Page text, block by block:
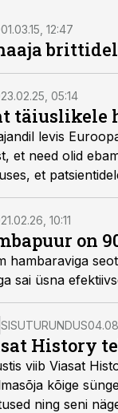
01.03.15, 12:47
23.02.25, 05:14
täiuslikele
levis
et need olid
et
laibavarguse
21.02.26, 10:11
on
hambaraviga
sai üsna
SISUTURUNDUS
History
viib Viasat
kõige
ning seni